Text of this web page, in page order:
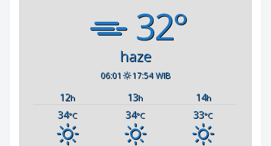
32°
haze
06:01 17:54 WIB
12h 13h 14h
34°C 34°C 33°C